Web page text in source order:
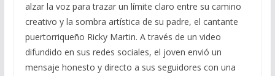
alzar la voz para trazar un límite claro entre su camino
creativo y la sombra artística de su padre, el cantante
puertorriqueño Ricky Martin. A través de un video
difundido en sus redes sociales, el joven envió un
mensaje honesto y directo a sus seguidores con una